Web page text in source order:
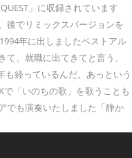
」に収録されています
後でリミックスバージョンを
年に出しましたベストアル
、就職に出てきてと言う、
経っているんだ。あっという
「いのちの歌」を歌うことも
でも演奏いたしました「静か